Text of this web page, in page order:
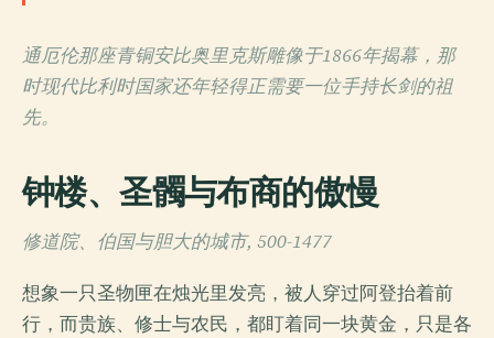
通厄伦那座青铜安比奥里克斯雕像于1866年揭幕，那
时现代比利时国家还年轻得正需要一位手持长剑的祖
先。
钟楼、圣髑与布商的傲慢
修道院、伯国与胆大的城市, 500-1477
想象一只圣物匣在烛光里发亮，被人穿过阿登抬着前
行，而贵族、修士与农民，都盯着同一块黄金，只是各